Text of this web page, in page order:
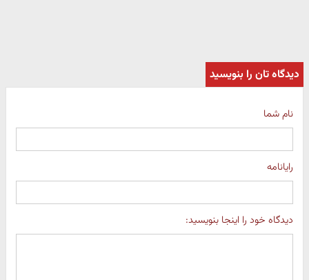
دیدگاه تان را بنویسید
نام شما
رایانامه
دیدگاه خود را اینجا بنویسید: